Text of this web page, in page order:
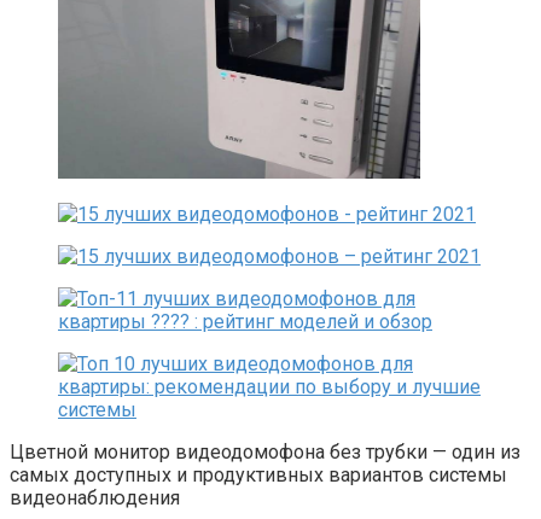
Цветной монитор видеодомофона без трубки — один из
самых доступных и продуктивных вариантов системы
видеонаблюдения